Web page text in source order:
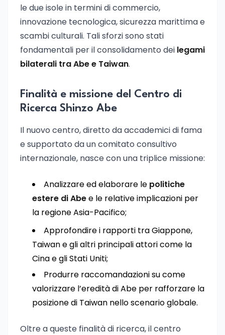
le due isole in termini di commercio,
innovazione tecnologica, sicurezza marittima e
scambi culturali. Tali sforzi sono stati
fondamentali per il consolidamento dei legami
bilaterali tra Abe e Taiwan.
Finalità e missione del Centro di
Ricerca Shinzo Abe
Il nuovo centro, diretto da accademici di fama
e supportato da un comitato consultivo
internazionale, nasce con una triplice missione:
Analizzare ed elaborare le politiche
estere di Abee le relative implicazioni per
la regione Asia-Pacifico;
Approfondire i rapporti tra Giappone,
Taiwan e gli altri principali attori come la
Cina e gli Stati Uniti;
Produrre raccomandazioni su come
valorizzare l’eredità di Abe per rafforzare la
posizione di Taiwan nello scenario globale.
Oltre a queste finalità di ricerca, il centro